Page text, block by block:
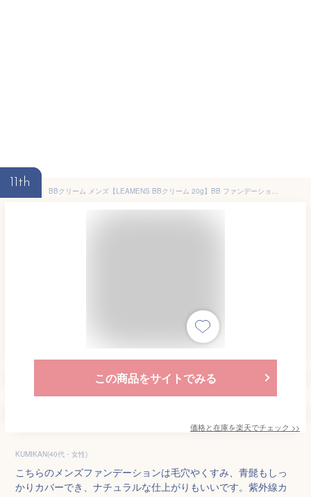
11th
BBクリーム メンズ【LEAMENS BBクリーム 20g】BB ファンデーション メンズ ファンデ 男性 青ひげ ニキビ ニキビ跡 シミ シワ 毛穴 隠し メンズ用 男性用 SPF30 PA++ レアメンズ
この商品をサイトでみる
価格と在庫を楽天でチェック >>
KUMIKAN(40代・女性)
こちらのメンズファンデーションは毛穴やくすみ、青髭もしっ
かりカバーでき、ナチュラルな仕上がりもいいです。紫外線カ